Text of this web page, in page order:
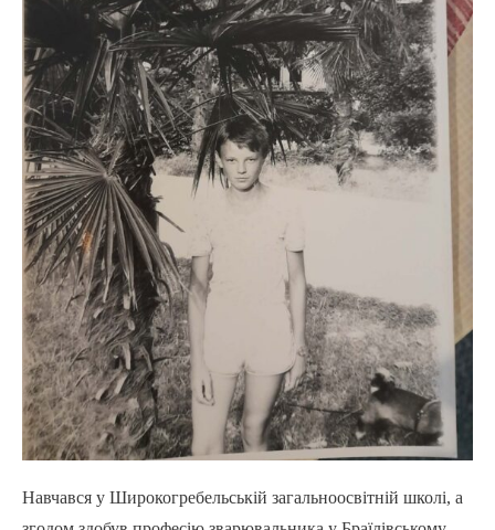
Навчався у Широкогребельській загальноосвітній школі, а